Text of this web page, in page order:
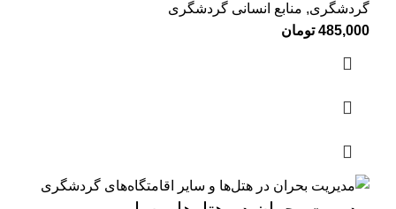
گردشگری, منابع انسانی گردشگری
485,000 تومان